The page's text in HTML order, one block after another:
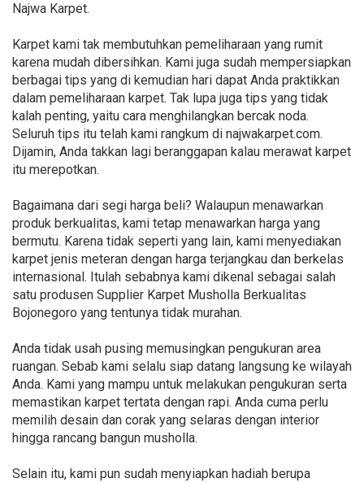
Najwa Karpet.
Karpet kami tak membutuhkan pemeliharaan yang rumit
karena mudah dibersihkan. Kami juga sudah mempersiapkan
berbagai tips yang di kemudian hari dapat Anda praktikkan
dalam pemeliharaan karpet. Tak lupa juga tips yang tidak
kalah penting, yaitu cara menghilangkan bercak noda.
Seluruh tips itu telah kami rangkum di najwakarpet.com.
Dijamin, Anda takkan lagi beranggapan kalau merawat karpet
itu merepotkan.
Bagaimana dari segi harga beli? Walaupun menawarkan
produk berkualitas, kami tetap menawarkan harga yang
bermutu. Karena tidak seperti yang lain, kami menyediakan
karpet jenis meteran dengan harga terjangkau dan berkelas
internasional. Itulah sebabnya kami dikenal sebagai salah
satu produsen Supplier Karpet Musholla Berkualitas
Bojonegoro yang tentunya tidak murahan.
Anda tidak usah pusing memusingkan pengukuran area
ruangan. Sebab kami selalu siap datang langsung ke wilayah
Anda. Kami yang mampu untuk melakukan pengukuran serta
memastikan karpet tertata dengan rapi. Anda cuma perlu
memilih desain dan corak yang selaras dengan interior
hingga rancang bangun musholla.
Selain itu, kami pun sudah menyiapkan hadiah berupa